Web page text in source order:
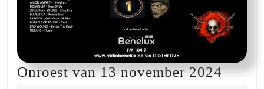
Onroest van 13 november 2024